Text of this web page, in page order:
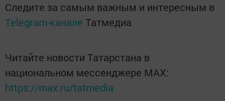
Следите за самым важным и интересным в
Telegram-канале Татмедиа
Читайте новости Татарстана в
национальном мессенджере MАХ:
https://max.ru/tatmedia